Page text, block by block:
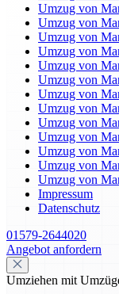
Umzug von
Umzug von
Umzug von
Umzug von
Umzug von
Umzug von
Umzug von
Umzug von
Umzug von
Umzug von
Umzug von
Umzug von
Umzug von
Impressum
Datenschutz
01579-2644020
Angebot anfordern
Umziehen mit